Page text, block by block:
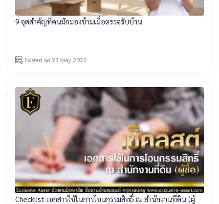
9 จุดสำคัญที่คนมักมองข้ามเมื่อตรวจรับบ้าน
Posted on 23 May 2022
Checklist เอกสารใช้ในการโอนกรรมสิทธิ์ ณ สำนักงานที่ดิน (ผู้